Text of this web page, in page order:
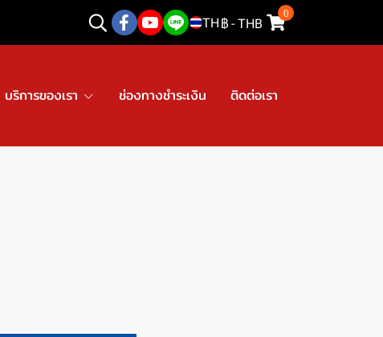
TH ฿ - THB
0
บริการของเรา ช่องทางชำระเงิน ติดต่อเรา